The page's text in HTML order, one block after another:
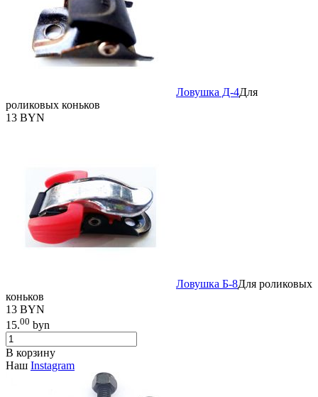
Ловушка Д-4Для
роликовых коньков
13 BYN
Ловушка Б-8Для роликовых
коньков
13 BYN
15.00 byn
В корзину
Наш Instagram